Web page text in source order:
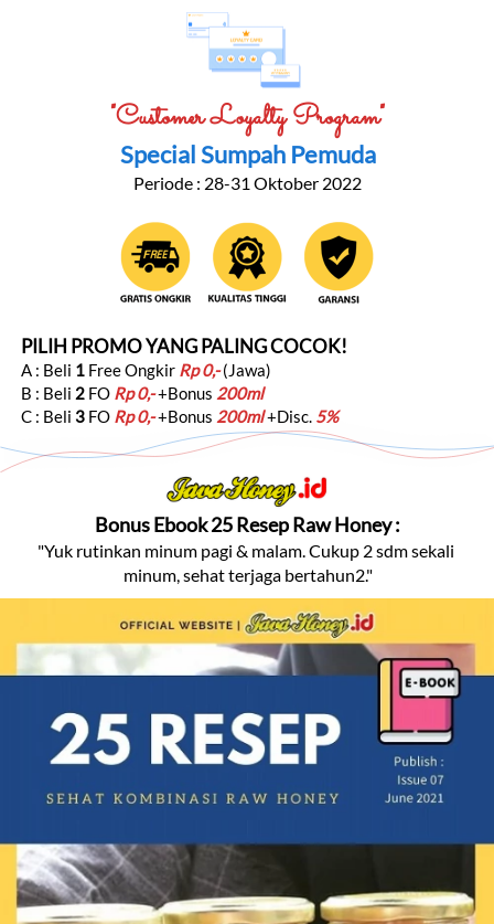
"Customer Loyalty Program"
Special Sumpah Pemuda
Periode : 28-31 Oktober 2022
PILIH PROMO YANG PALING COCOK!
A : Beli 1 Free Ongkir Rp 0,- (Jawa)
B : Beli 2 FO Rp 0,- +Bonus 200ml
C : Beli 3 FO Rp 0,- +Bonus 200ml +Disc. 5%
Bonus Ebook 25 Resep Raw Honey :
"Yuk rutinkan minum pagi & malam. Cukup 2 sdm sekali
minum, sehat terjaga bertahun2."